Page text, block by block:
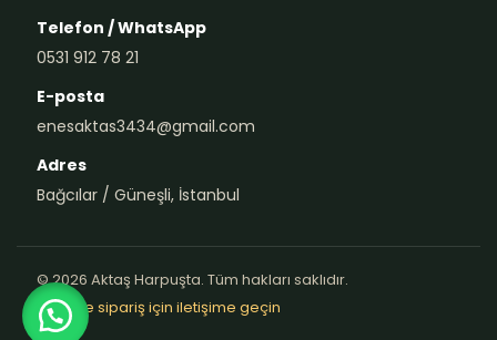
Telefon / WhatsApp
0531 912 78 21
E-posta
enesaktas3434@gmail.com
Adres
Bağcılar / Güneşli, İstanbul
© 2026 Aktaş Harpuşta. Tüm hakları saklıdır.
Teklif ve sipariş için iletişime geçin